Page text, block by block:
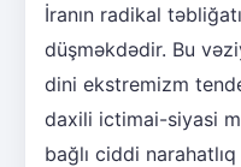
İranın radikal
düşməkdədir. Bu
dini ekstremizm
daxili ictimai-siyasi
bağlı ciddi